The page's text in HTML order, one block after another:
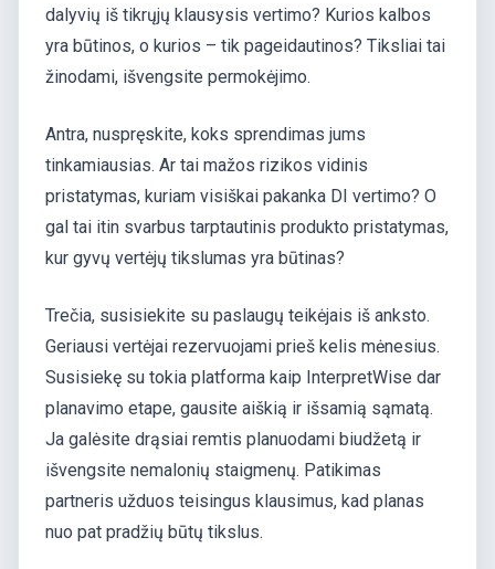
dalyvių iš tikrųjų klausysis vertimo? Kurios kalbos
yra būtinos, o kurios – tik pageidautinos? Tiksliai tai
žinodami, išvengsite permokėjimo.
Antra, nuspręskite, koks sprendimas jums
tinkamiausias. Ar tai mažos rizikos vidinis
pristatymas, kuriam visiškai pakanka DI vertimo? O
gal tai itin svarbus tarptautinis produkto pristatymas,
kur gyvų vertėjų tikslumas yra būtinas?
Trečia, susisiekite su paslaugų teikėjais iš anksto.
Geriausi vertėjai rezervuojami prieš kelis mėnesius.
Susisiekę su tokia platforma kaip InterpretWise dar
planavimo etape, gausite aiškią ir išsamią sąmatą.
Ja galėsite drąsiai remtis planuodami biudžetą ir
išvengsite nemalonių staigmenų. Patikimas
partneris užduos teisingus klausimus, kad planas
nuo pat pradžių būtų tikslus.